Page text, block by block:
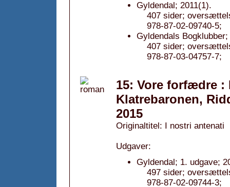
Gyldendal; 2011(1).
407 sider;
978-87-02-09740-5;
Gyldendals
407 sider;
978-87-03-04757-7;
15: Vore forfædre :
Klatrebaronen,
2015
Originaltitel: I nostri antenati
Udgaver:
Gyldendal; 1. udgave;
497 sider;
978-87-02-09744-3;